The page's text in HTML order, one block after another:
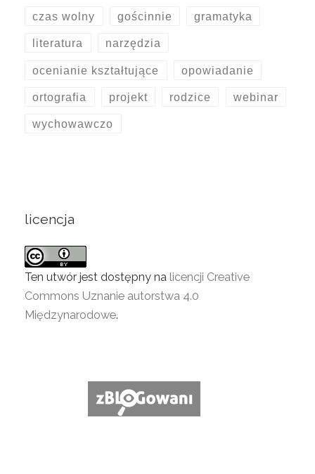
czas wolny gościnnie gramatyka
literatura narzędzia
ocenianie kształtujące opowiadanie
ortografia projekt rodzice webinar
wychowawczo
licencja
Ten utwór jest dostępny na licencji Creative
Commons Uznanie autorstwa 4.0
Międzynarodowe.